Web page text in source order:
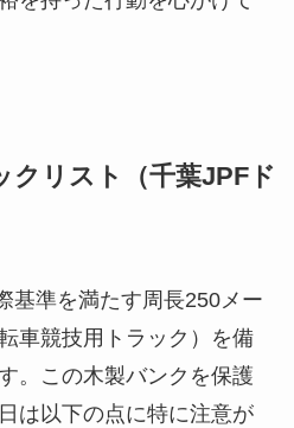
クリスト（千葉JPFド
基準を満たす周長250メー
車競技用トラック）を備
。この木製バンクを保護
は以下の点に特に注意が